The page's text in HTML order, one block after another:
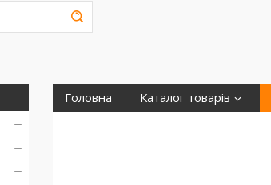
Головна Каталог товарів